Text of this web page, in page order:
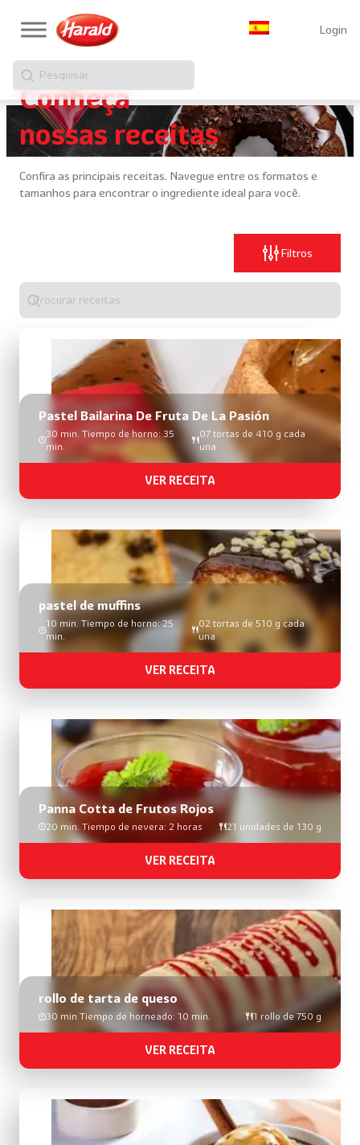
Login
Pesquisar
Conheça
nossas receitas
Confira as principais receitas. Navegue entre os formatos e
tamanhos para encontrar o ingrediente ideal para você.
Filtros
Digite
algo
para
de
receitasPastel Bailarina De Fruta De La Pasión
30 min. Tiempo de horno: 35
min.
07 tortas de 410 g cada
una
VER RECEITA
pastel de muffins
10 min. Tiempo de horno: 25
min.
02 tortas de 510 g cada
una
VER RECEITA
Panna Cotta de Frutos Rojos
20 min. Tiempo de nevera: 2 horas 21 unidades de 130 g
VER RECEITA
rollo de tarta de queso
30 min Tiempo de horneado: 10 min. 1 rollo de 750 g
VER RECEITA